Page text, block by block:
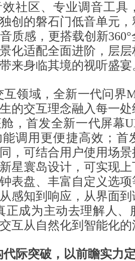
社区、专业调音工具
创的磐石门低音单元
质感，更搭载创新
化适配全面进阶，层
来身临其境的视听盛宴
域，全新一代问界
的交互理念融入每一
，首发全新一代屏幕
调用更便捷高效；首
，可结合用户使用场
星寰岛设计，可实现
表盘、丰富自定义选
感知到响应，从界面
正成为主动去理解人、
互从自然化到智能化
代际突破，以前瞻实力